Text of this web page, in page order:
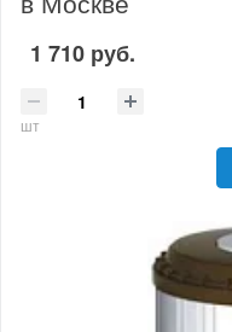
1 710 руб.
шт